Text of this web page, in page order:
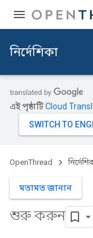
নির্দেশিকা
এই পৃষ্ঠাটিCloud
OpenThread
মতামত জানান
শুরু করুন